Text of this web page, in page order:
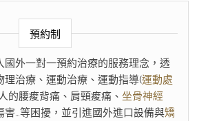
預約制
國外一對一預約治療的服務理念，透
理治療、運動治療、運動指導(運動處
的腰痠背痛、肩頸痠痛、 坐骨神經
害…等困擾，並引進國外進口設備與矯